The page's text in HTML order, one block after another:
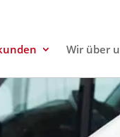
Wir über